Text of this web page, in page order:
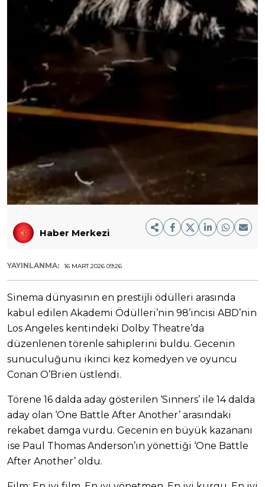
Haber Merkezi
YAYINLANMA: 16 MART 2026 09:26
Sinema dünyasının en prestijli ödülleri arasında
kabul edilen Akademi Ödülleri’nin 98’incisi ABD’nin
Los Angeles kentindeki Dolby Theatre’da
düzenlenen törenle sahiplerini buldu. Gecenin
sunuculuğunu ikinci kez komedyen ve oyuncu
Conan O’Brien üstlendi.
Törene 16 dalda aday gösterilen ‘Sinners’ ile 14 dalda
aday olan ‘One Battle After Another’ arasındaki
rekabet damga vurdu. Gecenin en büyük kazananı
ise Paul Thomas Anderson’ın yönettiği ‘One Battle
After Another’ oldu.